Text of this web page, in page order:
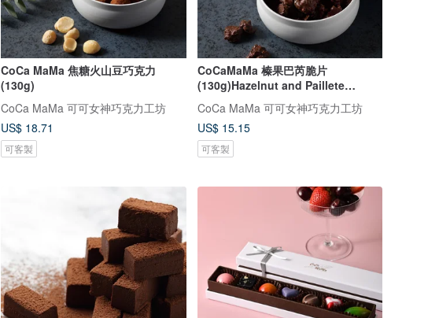
CoCa MaMa 焦糖火山豆巧克力
(130g)
CoCa MaMa 可可女神巧克力工坊
US$ 18.71
可客製
CoCaMaMa 榛果巴芮脆片
(130g)Hazelnut and Paillete
Feuillrtine
CoCa MaMa 可可女神巧克力工坊
US$ 15.15
可客製